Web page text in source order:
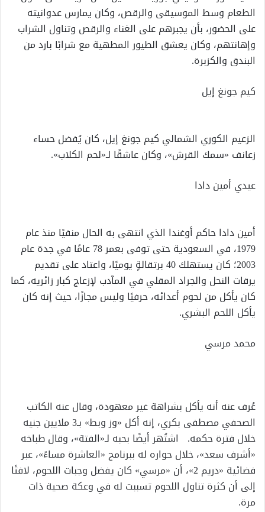
الطعام وسط الموسيقى والرقص، وكان يمارس عدوانيته
على الحضور، بأن يجبرهم على الغناء والرقص وتناول الشراب
وإهانتهم، وكان يعشق الطيور المطهية مع شرابًا بارد من
البندق والكزبرة.
كيم جونغ إيل
الزعيم الكوري الشمالي كيم جونغ إيل، كان يُفضل حساء
زعانف «سمك القرش»، وكان عاشقًا لـ«لحم الكلاب».
عيدي أمين دادا
أمين دادا حاكم أوغندا الذي انتهى به الحال منفيًا منذ عام
1979، في السعودية حتى توفى بعمر 78 عامًا في جدة عام
2003؛ كان يستهلك 40 برتقالةٍ يوميًا، واعتاد على تقديم
يرقات النحل والجراد المقلي في المآدب لإزعاج كبار زائريه، كما
كان يأكل من لحوم أعدائه، حرفيًا وليس مجازًا، حيث إنه كان
يأكل اللحم البشري.
محمد مرسي
عُرف عنه أنه يأكل بشراهة غير معهودة، وقال عنه الكاتب
الصحفي مصطفى بكري، إنه أكل «وز وبط» بـ3 ملايين جنيه
خلال فترة حكمه. اشتُهر أيضًا بحبه لـ«الفتة»، وقال طباخه
«أشرف سعد»، خلال حواره له ببرنامج «العاشرة مساءً»، عبر
فضائية «دريم 2»، أن «مرسي» كان يفضل وجبات اللحوم، لافتًا
إلى أن كثرة تناول اللحوم تسببت له في وعكة صحية ذات
مرة.